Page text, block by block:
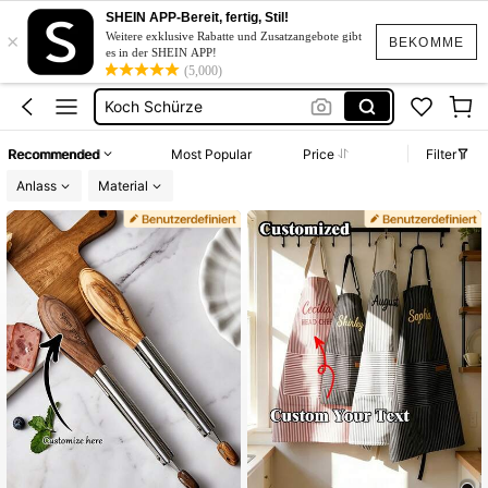
BEKOMME
×
SHEIN APP-Bereit, fertig, Stil!
Weitere exklusive Rabatte und Zusatzangebote gibt
es in der SHEIN APP!
(5,000)
Schürze Damen Personalisiert
Schürze Personalisiert
Kochlöffel Personalisiert
Koch Schürze
Schürze Personalisiert
Recommended Most Popular Price
Filter
Anlass
Material